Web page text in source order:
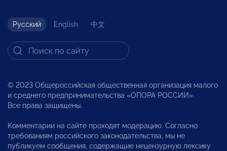
Русский English 中文
© 2023 Общероссийская общественная организация малого
и среднего предпринимательства «ОПОРА РОССИИ».
Все права защищены.
Комментарии на сайте проходят модерацию. Согласно
требованиям российского законодательства, мы не
публикуем сообщения, содержащие нецензурную лексику